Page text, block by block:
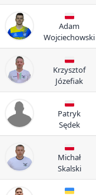
Adam
Wojciechowski
Krzysztof
Józefiak
Patryk
Sędek
Michał
Skalski